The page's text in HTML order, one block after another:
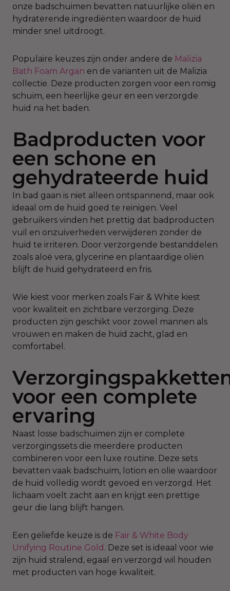
onze badschuimen bevatten natuurlijke oliën en
hydraterende ingrediënten waardoor de huid
minder snel uitdroogt.
Populaire keuzes zijn onder andere de Malizia
Bath Foam Argan en de varianten uit de Malizia
collectie. Deze producten zorgen voor een romig
schuim, een heerlijke geur en een verzorgde
huid na het baden.
Badproducten voor
een schone en
gehydrateerde huid
In bad gaan is niet alleen ontspannend, maar ook
ideaal om de huid goed te reinigen. Veel
gebruikers vinden het prettig dat badproducten
vuil en onzuiverheden verwijderen zonder de
huid te irriteren. Door verzorgende bestanddelen
zoals aloë vera, glycerine en plantaardige oliën
blijft de huid gehydrateerd en fris.
Wie kiest voor merken zoals Fair & White kiest
voor kwaliteit en zichtbare verzorging. Deze
producten zijn geschikt voor zowel mannen als
vrouwen en maken de huid zacht, glad en
comfortabel.
voor een complete
ervaring
Naast losse badschuimen zijn er complete
verzorgingssets die meerdere producten
combineren voor een luxe routine. Deze sets
bevatten vaak badschuim, lotion en olie waardoor
de huid volledig wordt gevoed en verzorgd. Het
lichaam voelt zacht aan en krijgt een prettige
geur die lang blijft hangen.
Een geliefde keuze is de Fair & White Body
Unifying Routine Gold . Deze set is ideaal voor wie
zijn huid stralend, egaal en verzorgd wil houden
met producten van hoge kwaliteit.